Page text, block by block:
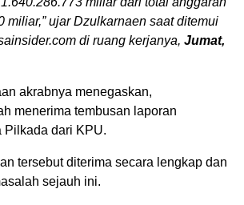
miliar,” ujar Dzulkarnaen saat ditemui
di ruang kerjanya, Jumat,
akrabnya menegaskan,
menerima tembusan laporan
Pilkada dari KPU.
tersebut diterima secara lengkap dan
sejauh ini.